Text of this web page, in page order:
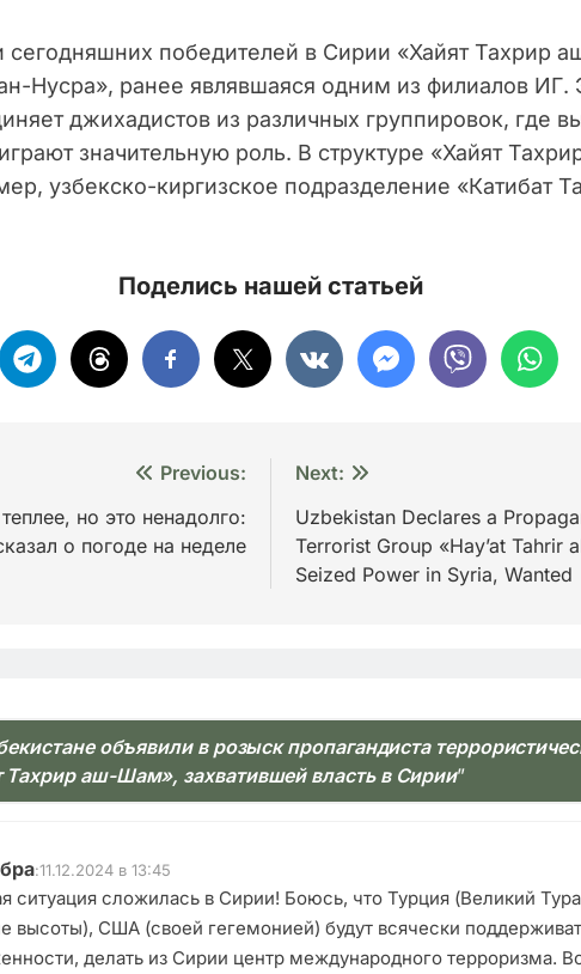
победителей в Сирии «Хайят Тахрир
Нусра», ранее являвшаяся одним из филиалов ИГ.
джихадистов из различных группировок, где
значительную роль. В структуре «Хайят
узбекско-киргизское подразделение «Катибат
Поделись нашей статьей
Previous:
но это ненадолго:
о погоде на неделе
Next:
Uzbekistan Declares a
Terrorist Group «Hay’at Tahrir
Seized Power in Syria, Wanted
объявили в розыск пропагандиста
Тахрир аш-Шам», захватившей власть в Сирии”
:11.12.2024 в 13:45
ситуация сложилась в Сирии! Боюсь, что Турция (Великий
высоты), США (своей гегемонией) будут всячески
делать из Сирии центр международного терроризма.